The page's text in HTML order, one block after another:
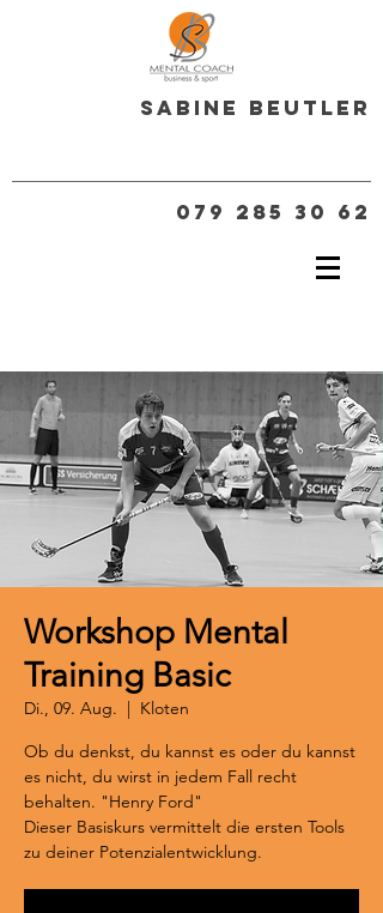
Sabine Beutler
079 285 30 62
Workshop Mental
Training Basic
Di., 09. Aug.
  |
Kloten
Ob du denkst, du kannst es oder du kannst
es nicht, du wirst in jedem Fall recht
behalten. "Henry Ford"
Dieser Basiskurs vermittelt die ersten Tools
zu deiner Potenzialentwicklung.